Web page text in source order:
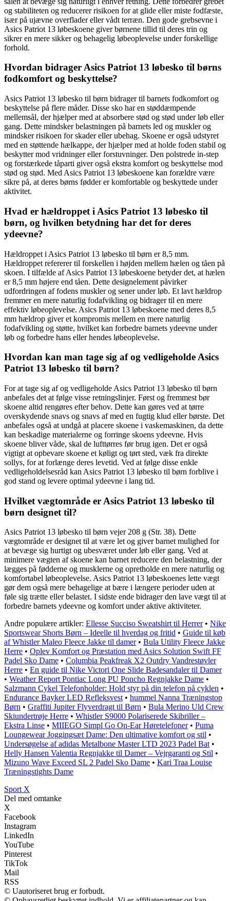
og stabiliteten og reducerer risikoen for at glide eller miste fodfæste,
især på ujævne overflader eller vådt terræn. Den gode grebsevne i
Asics Patriot 13 løbeskoene giver børnene tillid til deres trin og
sikrer en mere sikker og behagelig løbeoplevelse under forskellige
forhold.
Hvordan bidrager Asics Patriot 13 løbesko til børns
fodkomfort og beskyttelse?
Asics Patriot 13 løbesko til børn bidrager til barnets fodkomfort og
beskyttelse på flere måder. Disse sko har en støddæmpende
mellemsål, der hjælper med at absorbere stød og stød under løb eller
gang. Dette mindsker belastningen på barnets led og muskler og
mindsker risikoen for skader eller ubehag. Skoene er også udstyret
med en støttende hælkappe, der hjælper med at holde foden stabil og
beskytter mod vridninger eller forstuvninger. Den polstrede in-step
og forstærkede tåparti giver også ekstra komfort og beskyttelse mod
stød og stød. Med Asics Patriot 13 løbeskoene kan forældre være
sikre på, at deres børns fødder er komfortable og beskyttede under
aktivitet.
Hvad er hældroppet i Asics Patriot 13 løbesko til
børn, og hvilken betydning har det for deres
ydeevne?
Hældroppet i Asics Patriot 13 løbesko til børn er 8,5 mm.
Hældroppet refererer til forskellen i højden mellem hælen og tåen på
skoen. I tilfælde af Asics Patriot 13 løbeskoene betyder det, at hælen
er 8,5 mm højere end tåen. Dette designelement påvirker
udfordringen af ​​fodens muskler og sener under løb. Et lavt hældrop
fremmer en mere naturlig fodafvikling og bidrager til en mere
effektiv løbeoplevelse. Asics Patriot 13 løbeskoene med deres 8,5
mm hældrop giver et kompromis mellem en mere naturlig
fodafvikling og støtte, hvilket kan forbedre barnets ydeevne under
løb og forbedre hans eller hendes løbeoplevelse.
Hvordan kan man tage sig af og vedligeholde Asics
Patriot 13 løbesko til børn?
For at tage sig af og vedligeholde Asics Patriot 13 løbesko til børn
anbefales det at følge visse retningslinjer. Først og fremmest bør
skoene altid rengøres efter behov. Dette kan gøres ved at tørre
overskydende snavs og snavs af med en fugtig klud eller børste. Det
anbefales også at undgå at placere skoene i vaskemaskinen, da dette
kan beskadige materialerne og forringe skoens ydeevne. Hvis
skoene bliver våde, skal de lufttørres før brug igen. Det er også
vigtigt at opbevare skoene et køligt og tørt sted, væk fra direkte
sollys, for at forlænge deres levetid. Ved at følge disse enkle
vedligeholdelsesråd kan Asics Patriot 13 løbesko til børn forblive i
god stand og levere optimal ydeevne i lang tid.
Hvilket vægtområde er Asics Patriot 13 løbesko til
børn designet til?
Asics Patriot 13 løbesko til børn vejer 208 g (Str. 38). Dette
vægtområde er designet til at være let og giver barnet mulighed for
at bevæge sig hurtigt og ubesværet under løb eller gang. Ved at
minimere vægten af ​​skoene kan barnet reducere den belastning, der
lægges på fødderne og musklerne og opretholde en mere naturlig og
komfortabel løbeoplevelse. Asics Patriot 13 løbeskoenes lette vægt
gør dem også mere behagelige at bære i længere perioder uden at
føle sig trætte eller belastet. I sidste ende bidrager den lave vægt til at
forbedre barnets ydeevne og komfort under aktive aktiviteter.
Andre populære artikler: Ellesse Succiso Sweatshirt til Herrer• Nike
Sportswear Shorts Børn – Ideelle til hverdag og fritid • Guide til køb
af Whistler Maleo Fleece Jakke til damer• Bula Utility Fleece Jakke
Herre • Oplev Komfort og Præstation med Asics Solution Swift FF
Padel Sko Dame • Columbia Peakfreak X2 Outdry Vandrestøvler
Herre • En guide til Nike Victori One Slide Badesandaler til Damer
• Weather Report Pontiac Long PU Poncho Regnjakke Dame •
Salzmann Cykel Telefonholder: Hold styr på din telefon på cyklen •
Endurance Bayker LED Refleksvest • hummel Nanna Træningstop
Børn • Graffiti Jupiter Flyverdragt til Børn • Bula Merino Uld Crew
Skiundertrøje Herre • Whistler S9000 Polariserede Skibriller –
Ekstra Linse • MIIEGO Simpl Go On-Ear Høretelefoner• Puma
Loungewear Joggingsæt Dame: Den ultimative komfort og stil •
Undersøgelse af adidas Metalbone Master LTD 2023 Padel Bat •
Helly Hansen Valentia Regnjakke til Damer – Vejrgaranti og Stil •
Mizuno Wave Exceed SL 2 Padel Sko Dame • Kari Traa Louise
Træningstights Dame
Sport X
Del med omtanke
X
Facebook
Instagram
LinkedIn
YouTube
Pinterest
TikTok
Mail
RSS
© Uautoriseret brug er forbudt.